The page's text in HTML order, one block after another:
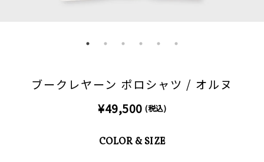
ブークレヤーン ポロシャツ / オルヌ
¥49,500 (税込)
COLOR & SIZE